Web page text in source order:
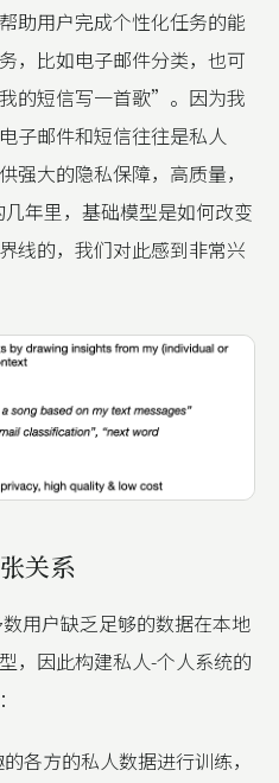
助用户完成个性化任务的能
，比如电子邮件分类，也可
的短信写一首歌”。因为我
子邮件和短信往往是私人
强大的隐私保障，高质量，
年里，基础模型是如何改变
线的，我们对此感到非常兴
关系
用户缺乏足够的数据在本地
，因此构建私人-个人系统的
各方的私人数据进行训练，